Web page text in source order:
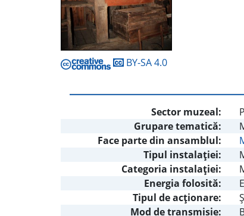
BY-SA 4.0
Sector muzeal:
Grupare tematică:
Face parte din ansamblul:
Tipul instalaţiei:
Categoria instalaţiei:
Energia folosită:
Tipul de acţionare:
Mod de transmisie: